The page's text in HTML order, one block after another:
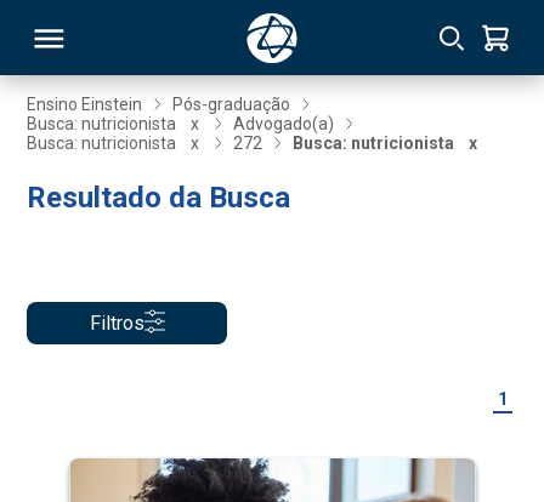
Ensino Einstein
Pós-graduação
Busca: nutricionista
x
Advogado(a)
Busca: nutricionista
x 272 Busca: nutricionista x
Resultado da Busca
Filtros
1